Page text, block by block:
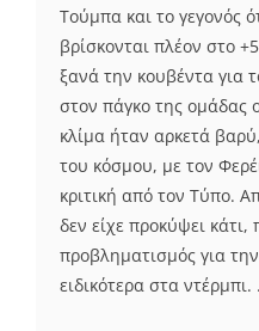
Τούμπα και το γεγονός
βρίσκονται πλέον στο
ξανά την κουβέντα για
στον πάγκο της ομάδας
κλίμα ήταν αρκετά βαρύ,
του κόσμου, με τον
κριτική από τον Τύπο.
δεν είχε προκύψει
προβληματισμός για
ειδικότερα στα ντέρμπι.